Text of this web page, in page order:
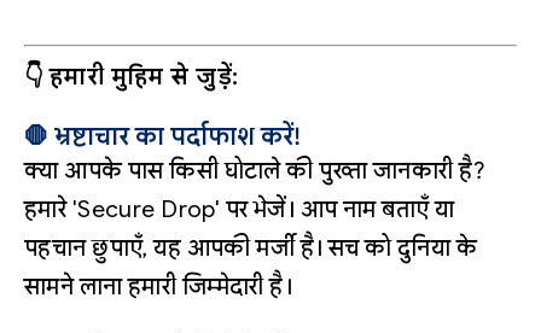
👇 हमारी मुहिम से जुड़ें:
🛑 भ्रष्टाचार का पर्दाफाश करें!
क्या आपके पास किसी घोटाले की पुख्ता जानकारी है?
हमारे 'Secure Drop' पर भेजें। आप नाम बताएँ या
पहचान छुपाएँ, यह आपकी मर्जी है। सच को दुनिया के
सामने लाना हमारी जिम्मेदारी है।